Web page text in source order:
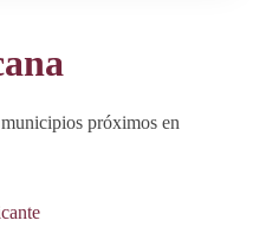
próximos en